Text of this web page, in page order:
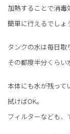
加熱することで消
簡単に行えるでしょ
タンクの水は毎日取
その都度半分くらい
本体にも水が残って
拭けばOK。
フィルターなども、